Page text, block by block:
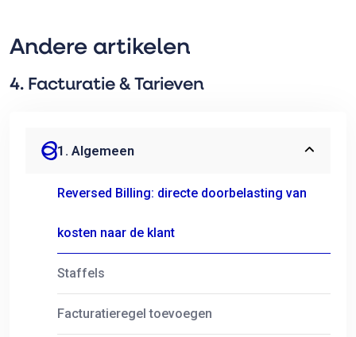
Andere artikelen
4. Facturatie & Tarieven
1. Algemeen
Reversed Billing: directe doorbelasting van
kosten naar de klant
Staffels
Facturatieregel toevoegen